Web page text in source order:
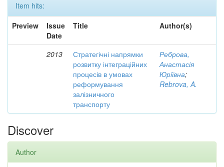
Item hits:
Preview
Issue
Date
Title Author(s)
2013
Стратегічні напрямки
розвитку інтеграційних
процесів в умовах
реформування
залізничного
транспорту
Реброва,
Анастасія
Юріївна;
Rebrova, A.
Discover
Author